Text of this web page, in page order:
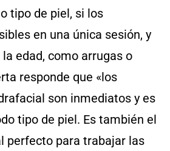
tipo de piel, si los
en una única sesión, y
edad, como arrugas o
responde que «los
son inmediatos y es
tipo de piel. Es también el
perfecto para trabajar las